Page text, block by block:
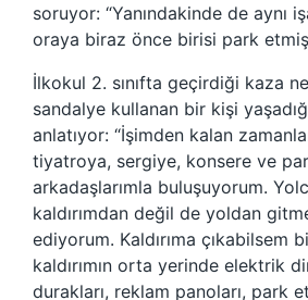
soruyor: “Yanındakinde de aynı
oraya biraz önce birisi park
İlkokul 2. sınıfta geçirdiği kaza
sandalye kullanan bir kişi
anlatıyor: “İşimden kalan
tiyatroya, sergiye, konsere ve
arkadaşlarımla buluşuyorum.
kaldırımdan değil de yoldan
ediyorum. Kaldırıma çıkabilsem
kaldırımın orta yerinde elektrik
durakları, reklam panoları, park